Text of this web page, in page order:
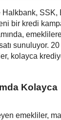
Halkbank, SSK,
bir kredi
sunuluyor. 20
kolayca
Kolayca
emekliler,